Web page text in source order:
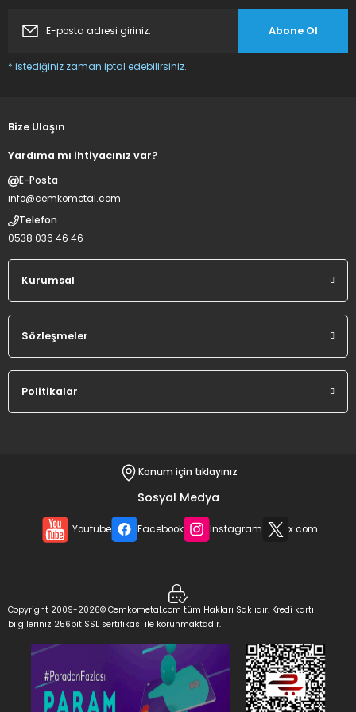
Yeni
%14 İNDİRİM
79.804,00 TL
69.000,00 TL
Yeni
%8 İNDİRİM
68.145,32 TL
Sepete Ekle
Abone Ol
* istediğiniz zaman iptal edebilirsiniz.
Bize Ulaşın
Yardıma mı ihtiyacınız var?
E-Posta
info@cemkometal.com
Telefon
0538 036 46 46
Kurumsal
Sözleşmeler
Politikalar
Konum için tıklayınız
Sosyal Medya
Youtube Facebook Instagram x.com
Copyright 2009-2026© Cemkometal.com tüm Hakları Saklıdır. Kredi kartı
bilgileriniz 256bit SSL sertifikası ile korunmaktadır.